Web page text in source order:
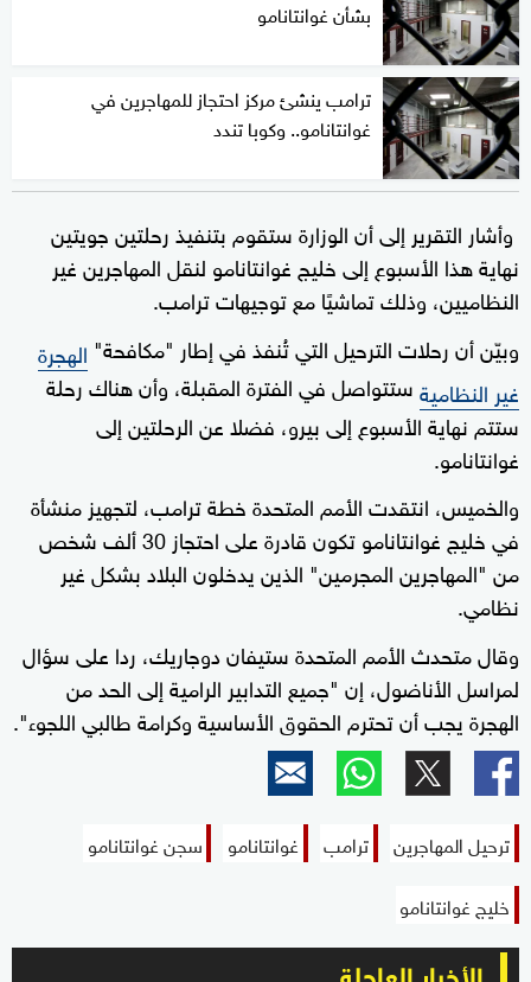
بشأن غوانتانامو
ترامب ينشئ مركز احتجاز للمهاجرين في
غوانتانامو.. وكوبا تندد
وأشار التقرير إلى أن الوزارة ستقوم بتنفيذ رحلتين جويتين
نهاية هذا الأسبوع إلى خليج غوانتانامو لنقل المهاجرين غير
النظاميين، وذلك تماشيًا مع توجيهات ترامب.
وبيّن أن رحلات الترحيل التي تُنفذ في إطار "مكافحة" الهجرة
غير النظاميةستتواصل في الفترة المقبلة، وأن هناك رحلة
ستتم نهاية الأسبوع إلى بيرو، فضلا عن الرحلتين إلى
غوانتانامو.
والخميس، انتقدت الأمم المتحدة خطة ترامب، لتجهيز منشأة
في خليج غوانتانامو تكون قادرة على احتجاز 30 ألف شخص
من "المهاجرين المجرمين" الذين يدخلون البلاد بشكل غير
نظامي.
وقال متحدث الأمم المتحدة ستيفان دوجاريك، ردا على سؤال
لمراسل الأناضول، إن "جميع التدابير الرامية إلى الحد من
الهجرة يجب أن تحترم الحقوق الأساسية وكرامة طالبي اللجوء".
ترحيل المهاجرين ترامب غوانتانامو
سجن غوانتانامو
خليج غوانتانامو
الأخبار العاجلة